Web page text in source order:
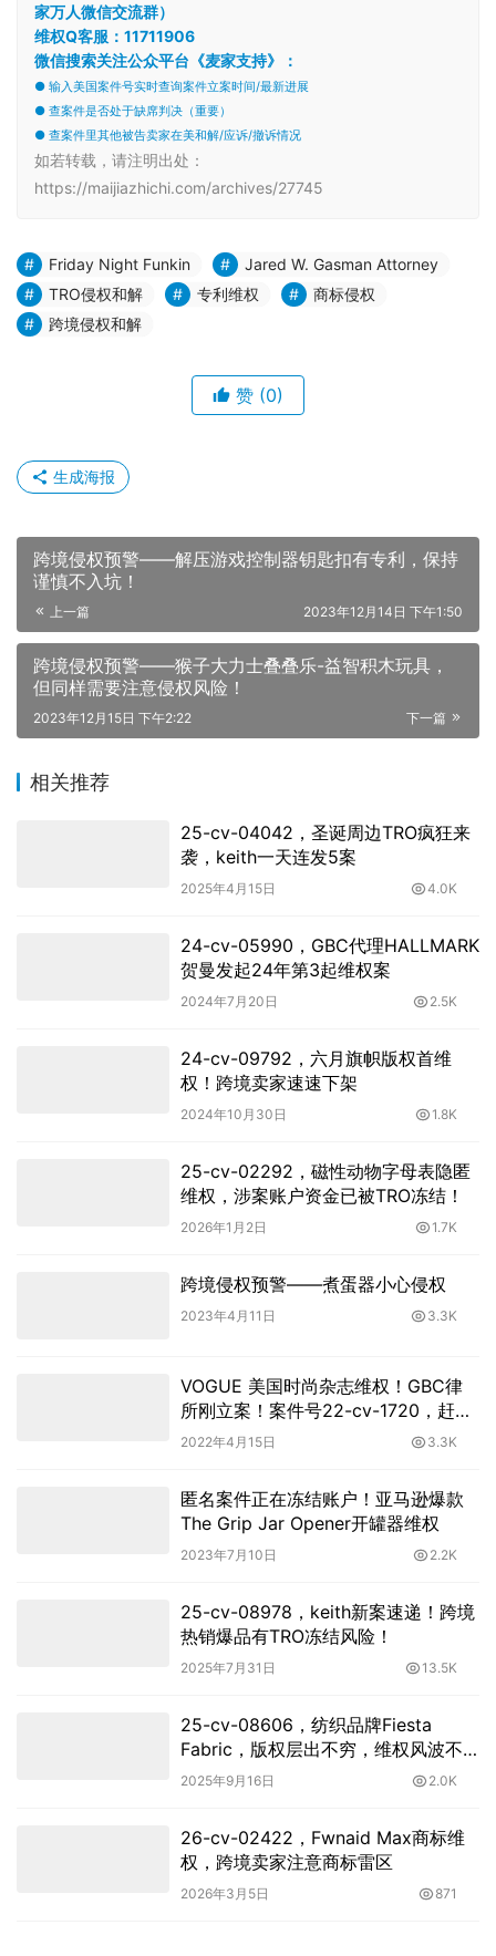
家万人微信交流群）
维权Q客服：11711906
微信搜索关注公众平台《麦家支持》：
● 输入美国案件号实时查询案件立案时间/最新进展
● 查案件是否处于缺席判决（重要）
● 查案件里其他被告卖家在美和解/应诉/撤诉情况
如若转载，请注明出处：
https://maijiazhichi.com/archives/27745
Friday Night Funkin
Jared W. Gasman Attorney
TRO侵权和解
专利维权
商标侵权
跨境侵权和解
赞 (0)
生成海报
跨境侵权预警——解压游戏控制器钥匙扣有专利，保持
谨慎不入坑！
上一篇 2023年12月14日 下午1:50
跨境侵权预警——猴子大力士叠叠乐-益智积木玩具，
但同样需要注意侵权风险！
下一篇
2023年12月15日 下午2:22
相关推荐
25-cv-04042，圣诞周边TRO疯狂来
袭，keith一天连发5案
2025年4月15日 4.0K
24-cv-05990，GBC代理HALLMARK
贺曼发起24年第3起维权案
2024年7月20日 2.5K
24-cv-09792，六月旗帜版权首维
权！跨境卖家速速下架
2024年10月30日 1.8K
25-cv-02292，磁性动物字母表隐匿
维权，涉案账户资金已被TRO冻结！
2026年1月2日 1.7K
跨境侵权预警——煮蛋器小心侵权
2023年4月11日 3.3K
VOGUE 美国时尚杂志维权！GBC律
所刚立案！案件号22-cv-1720，赶紧
下架！
2022年4月15日 3.3K
匿名案件正在冻结账户！亚马逊爆款
The Grip Jar Opener开罐器维权
2023年7月10日 2.2K
25-cv-08978，keith新案速递！跨境
热销爆品有TRO冻结风险！
2025年7月31日 13.5K
25-cv-08606，纺织品牌Fiesta
Fabric，版权层出不穷，维权风波不
断
2025年9月16日 2.0K
26-cv-02422，Fwnaid Max商标维
权，跨境卖家注意商标雷区
2026年3月5日 871